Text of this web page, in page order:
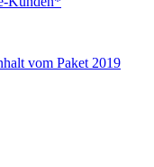
vom Paket 2019